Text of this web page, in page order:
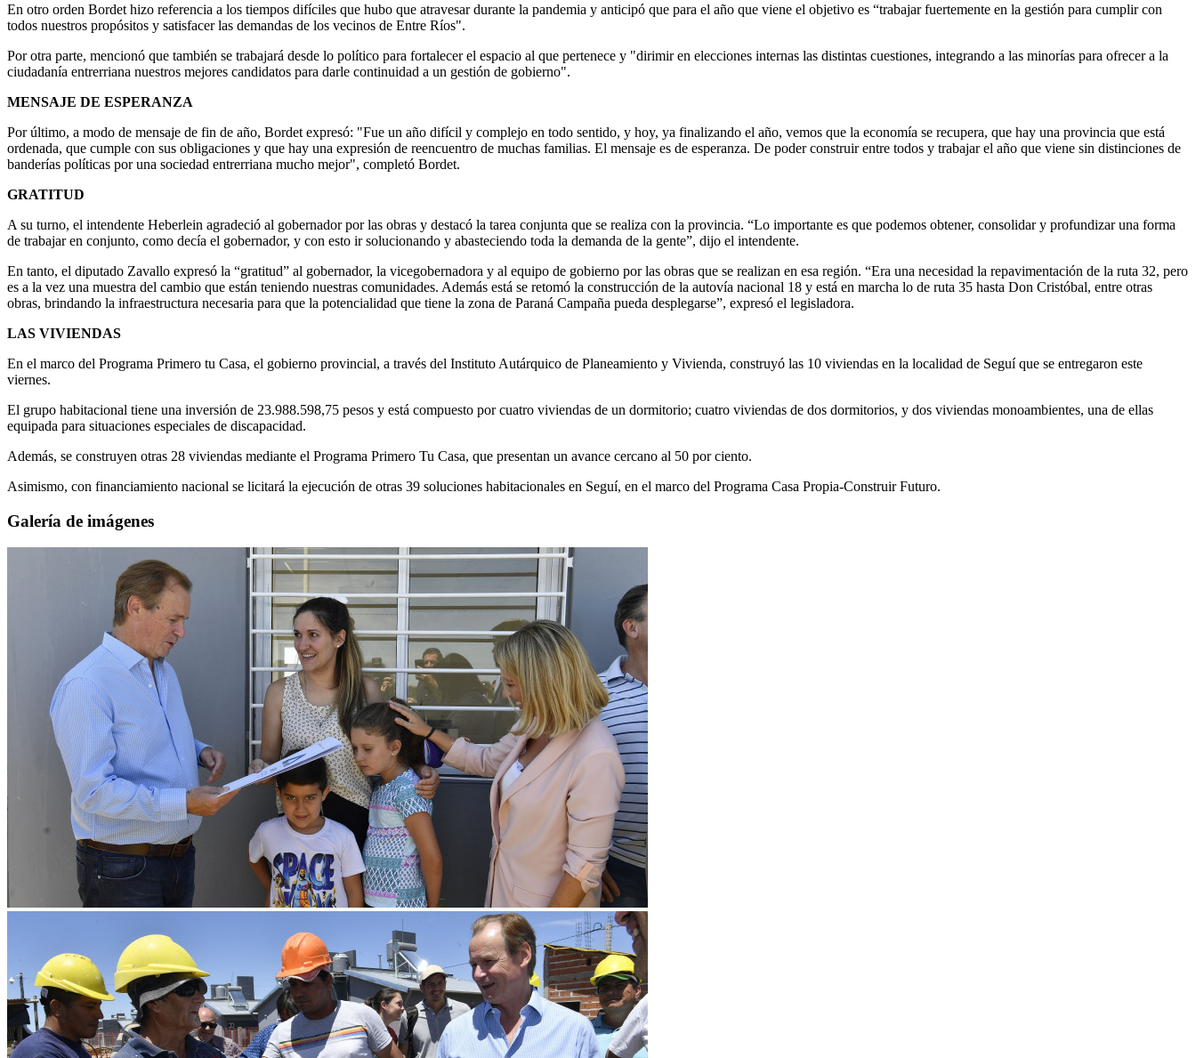
En otro orden Bordet hizo referencia a los tiempos difíciles que hubo que atravesar durante la pandemia y anticipó que para el año que viene el objetivo es “trabajar fuertemente en la gestión para cumplir con
todos nuestros propósitos y satisfacer las demandas de los vecinos de Entre Ríos".
Por otra parte, mencionó que también se trabajará desde lo político para fortalecer el espacio al que pertenece y "dirimir en elecciones internas las distintas cuestiones, integrando a las minorías para ofrecer a la
ciudadanía entrerriana nuestros mejores candidatos para darle continuidad a un gestión de gobierno".
MENSAJE DE ESPERANZA
Por último, a modo de mensaje de fin de año, Bordet expresó: "Fue un año difícil y complejo en todo sentido, y hoy, ya finalizando el año, vemos que la economía se recupera, que hay una provincia que está
ordenada, que cumple con sus obligaciones y que hay una expresión de reencuentro de muchas familias. El mensaje es de esperanza. De poder construir entre todos y trabajar el año que viene sin distinciones de
banderías políticas por una sociedad entrerriana mucho mejor", completó Bordet.
GRATITUD
A su turno, el intendente Heberlein agradeció al gobernador por las obras y destacó la tarea conjunta que se realiza con la provincia. “Lo importante es que podemos obtener, consolidar y profundizar una forma
de trabajar en conjunto, como decía el gobernador, y con esto ir solucionando y abasteciendo toda la demanda de la gente”, dijo el intendente.
En tanto, el diputado Zavallo expresó la “gratitud” al gobernador, la vicegobernadora y al equipo de gobierno por las obras que se realizan en esa región. “Era una necesidad la repavimentación de la ruta 32, pero
es a la vez una muestra del cambio que están teniendo nuestras comunidades. Además está se retomó la construcción de la autovía nacional 18 y está en marcha lo de ruta 35 hasta Don Cristóbal, entre otras
obras, brindando la infraestructura necesaria para que la potencialidad que tiene la zona de Paraná Campaña pueda desplegarse”, expresó el legisladora.
LAS VIVIENDAS
En el marco del Programa Primero tu Casa, el gobierno provincial, a través del Instituto Autárquico de Planeamiento y Vivienda, construyó las 10 viviendas en la localidad de Seguí que se entregaron este
viernes.
El grupo habitacional tiene una inversión de 23.988.598,75 pesos y está compuesto por cuatro viviendas de un dormitorio; cuatro viviendas de dos dormitorios, y dos viviendas monoambientes, una de ellas
equipada para situaciones especiales de discapacidad.
Además, se construyen otras 28 viviendas mediante el Programa Primero Tu Casa, que presentan un avance cercano al 50 por ciento.
Asimismo, con financiamiento nacional se licitará la ejecución de otras 39 soluciones habitacionales en Seguí, en el marco del Programa Casa Propia-Construir Futuro.
Galería de imágenes